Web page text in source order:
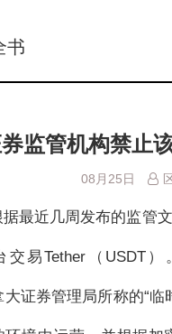
书
监管机构禁止
08月25日
最近几周发布的监管
易Tether（USDT
证券管理局所称的“